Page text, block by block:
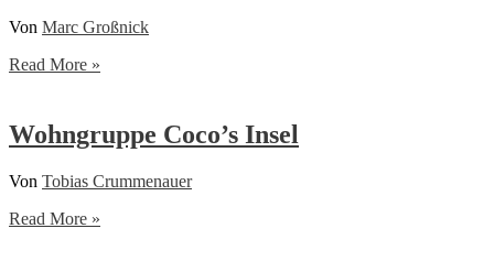
Rhaunen
Von Marc Großnick
Begleiteter
§18
SGB
Read More »
Wohngruppe Coco’s Insel
Von Tobias Crummenauer
Wohngruppe
Read More »